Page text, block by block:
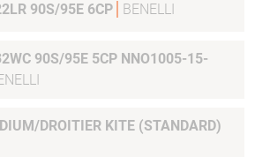
90S/95E 6CP BENELLI
90S/95E 5CP NNO1005-15-
POIGNEE MEDIUM/DROITIER KITE (STANDARD)